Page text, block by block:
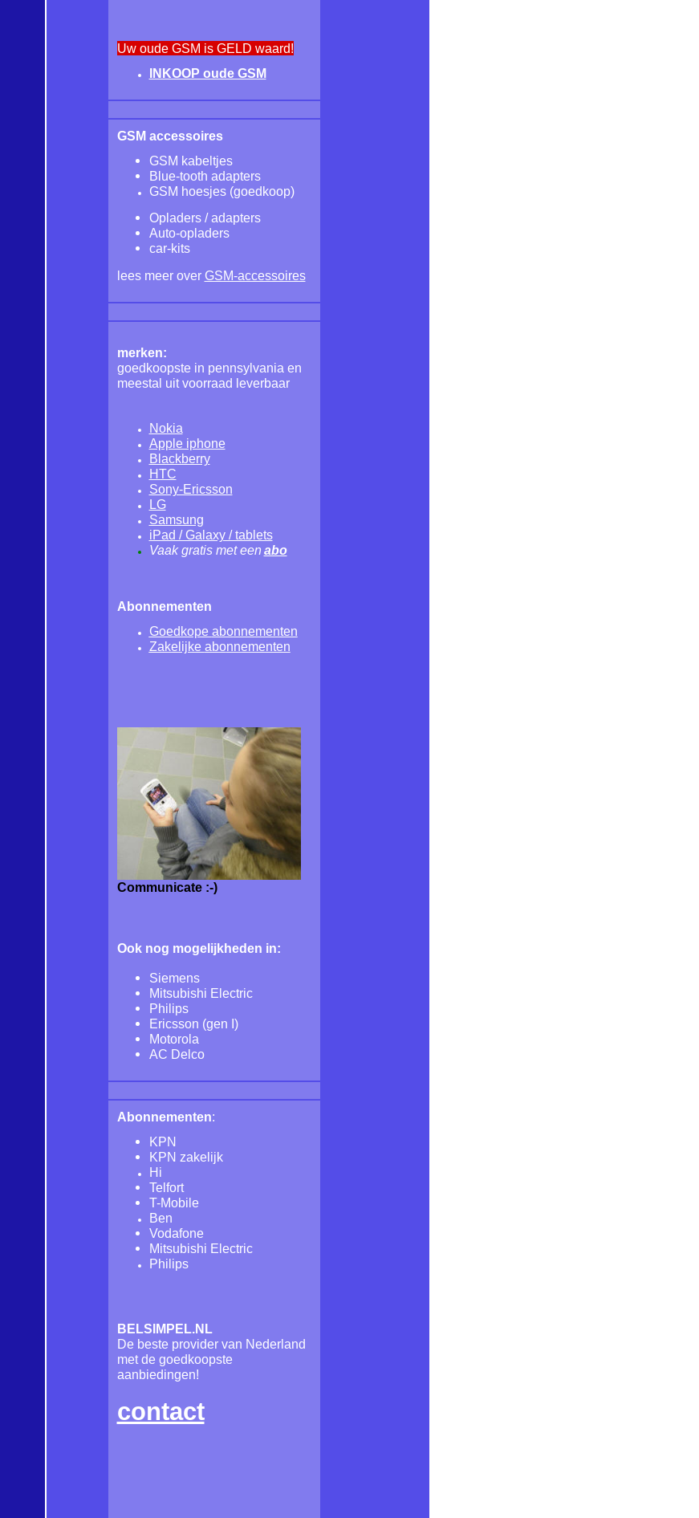
Uw oude GSM is GELD waard!
INKOOP oude GSM
GSM accessoires
GSM kabeltjes
Blue-tooth adapters
GSM hoesjes(goedkoop)
Opladers / adapters
Auto-opladers
car-kits
lees meer over GSM-accessoires
merken:
goedkoopste in pennsylvania en
meestal uit voorraad leverbaar
Nokia
Apple iphone
Blackberry
HTC
Sony-Ericsson
LG
Samsung
iPad / Galaxy / tablets
Vaak gratis met een abo
Abonnementen
Goedkope abonnementen
Zakelijke abonnementen
Communicate :-)
Ook nog mogelijkheden in:
Siemens
Mitsubishi Electric
Philips
Ericsson (gen I)
Motorola
AC Delco
Abonnementen:
KPN
KPN zakelijk
Hi
Telfort
T-Mobile
Ben
Vodafone
Mitsubishi Electric
Philips
BELSIMPEL.NL
De beste provider van Nederland
met de goedkoopste
aanbiedingen!
contact